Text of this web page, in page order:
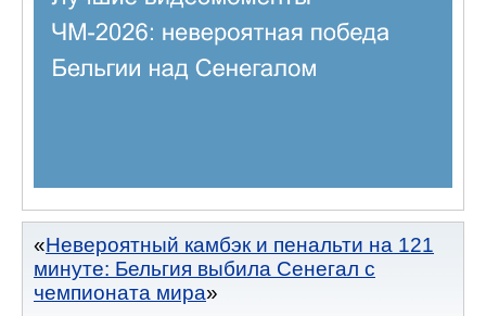
Невероятный камбэк и пенальти на 121
минуте: Бельгия выбила Сенегал с
чемпионата мира